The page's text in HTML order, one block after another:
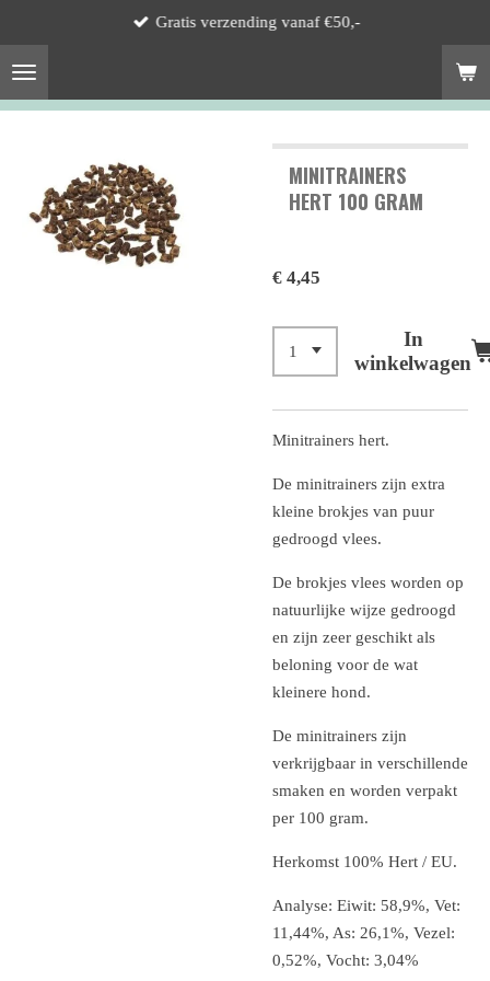
direct
naar
de
Gratis verzending vanaf €50,-
MINITRAINERS
HERT 100 GRAM
€ 4,45
In
winkelwagen
Minitrainers hert.
De minitrainers zijn extra
kleine brokjes van puur
gedroogd vlees.
De brokjes vlees worden op
natuurlijke wijze gedroogd
en zijn zeer geschikt als
beloning voor de wat
kleinere hond.
De minitrainers zijn
verkrijgbaar in verschillende
smaken en worden verpakt
per 100 gram.
Herkomst 100% Hert / EU.
Analyse: Eiwit: 58,9%, Vet:
11,44%, As: 26,1%, Vezel:
0,52%, Vocht: 3,04%